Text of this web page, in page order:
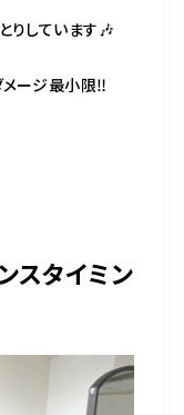
りしています🎶
メージ最小限‼️
スタイミン